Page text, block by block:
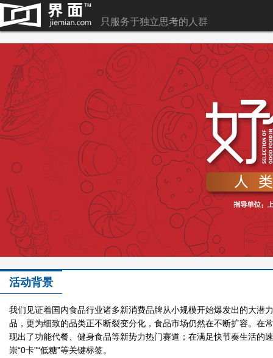
只服务于独立思考的人群
活动背景
我们见证着国内食品行业诸多新消费品牌从小规模开始爆发出的大潜
品，更为细致的品类正不断裂变分化，食品市场仍然在不断扩容。在
现出了功能代餐、健身食品等新势力热门赛道；在满足快节奏生活的
崇“0卡”“低糖”等关键标签。